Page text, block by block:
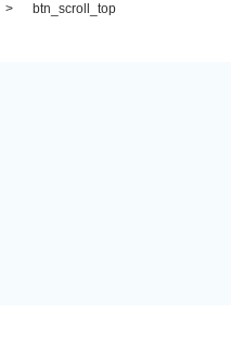
btn_scroll_top